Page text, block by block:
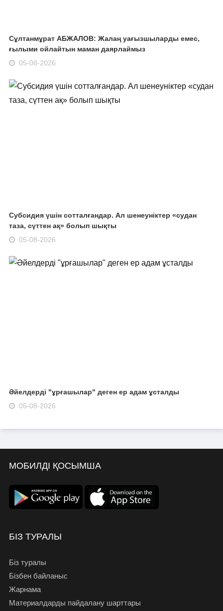
Сұлтанмұрат АБЖАЛОВ: Жалаң уағызшыларды емес,
ғылыми ойлайтын маман даярлаймыз
05-08-2026
Субсидия үшін сотталғандар. Ал шенеуніктер «судан
таза, сүттен ақ» болып шықты
05-08-2026
Әйелдерді "ұрғашылар" деген ер адам ұсталды
05-08-2026
МОБИЛДІ ҚОСЫМША
БІЗ ТУРАЛЫ
Біз туралы
Бізбен байланыс
Жарнама
Материалдарды пайдалану шарттары